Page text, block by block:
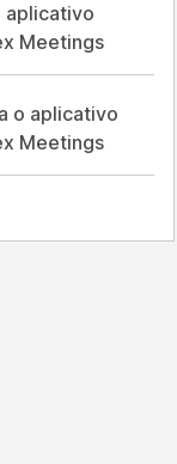
aplicativo
Meetings
o aplicativo
Meetings